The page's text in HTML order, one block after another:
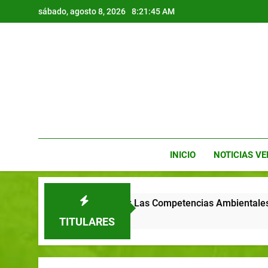
sábado, agosto 8, 2026 8:21:46 AM
INICIO NOTICIAS
TITULARES
Tecnologías Verdes: Las Competencias Ambientales que